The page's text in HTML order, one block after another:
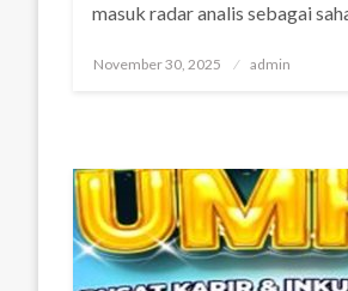
masuk radar analis sebagai
Posted
November 30, 2025 admin